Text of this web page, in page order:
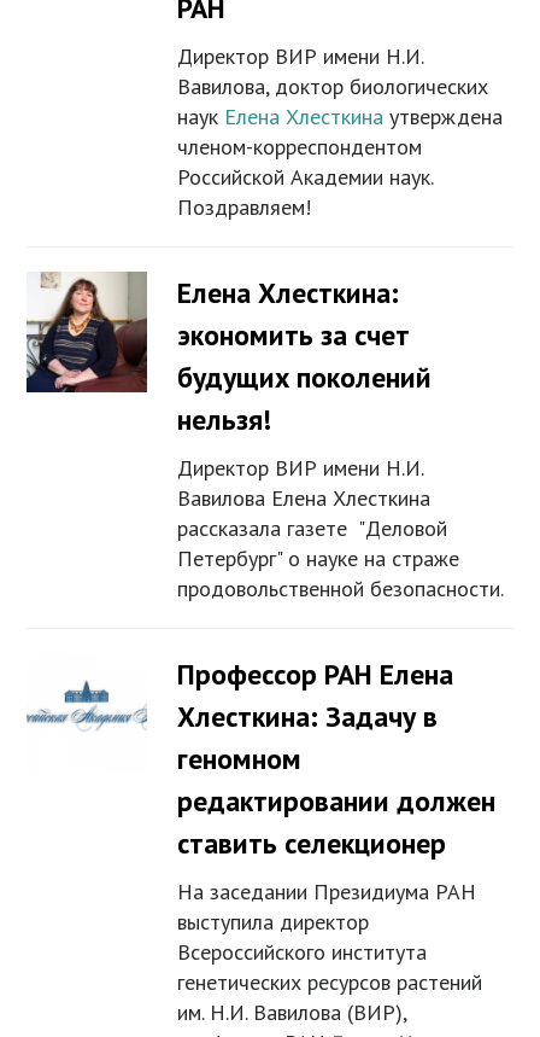
РАН
Директор ВИР имени Н.И.
Вавилова, доктор биологических
наук Елена Хлесткина утверждена
членом-корреспондентом
Российской Академии наук.
Поздравляем!
Елена Хлесткина:
экономить за счет
будущих поколений
нельзя!
Директор ВИР имени Н.И.
Вавилова Елена Хлесткина
рассказала газете "Деловой
Петербург" о науке на страже
продовольственной безопасности.
Профессор РАН Елена
Хлесткина: Задачу в
геномном
редактировании должен
ставить селекционер
На заседании Президиума РАН
выступила директор
Всероссийского института
генетических ресурсов растений
им. Н.И. Вавилова (ВИР),